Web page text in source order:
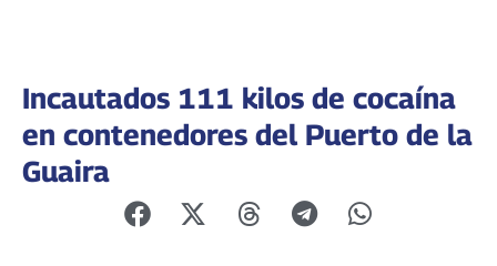
Incautados 111 kilos de cocaína
en contenedores del Puerto de la
Guaira